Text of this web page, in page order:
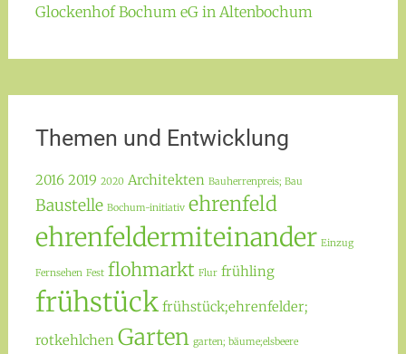
Glockenhof Bochum eG in Altenbochum
Themen und Entwicklung
2016 2019 2020 Architekten Bauherrenpreis; Bau
Baustelle Bochum-initiativ ehrenfeld
ehrenfeldermiteinander Einzug
Fernsehen Fest flohmarkt Flur frühling
frühstück frühstück;ehrenfelder;
rotkehlchen Garten garten; bäume;elsbeere